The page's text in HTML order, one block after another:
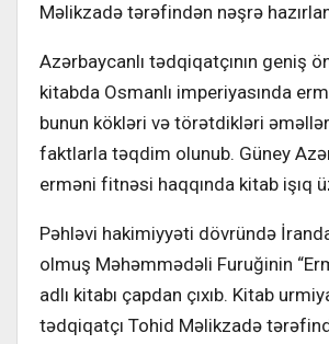
Məlikzadə tərəfindən nəşrə
Azərbaycanlı tədqiqatçının geniş
kitabda Osmanlı imperiyasında
bunun kökləri və törətdikləri
faktlarla təqdim olunub. Güney
erməni fitnəsi haqqında kitab işıq
Pəhləvi hakimiyyəti dövründə
olmuş Məhəmmədəli Furuğinin
adlı kitabı çapdan çıxıb. Kitab
tədqiqatçı Tohid Məlikzadə